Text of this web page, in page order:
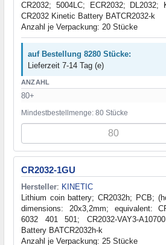
CR2032; 5004LC; ECR2032; DL2032;
CR2032 Kinetic Battery BATCR2032-k
Anzahl je Verpackung: 20 Stücke
auf Bestellung 8280 Stücke:
Lieferzeit 7-14 Tag (e)
ANZAHL
80+
Mindestbestellmenge: 80 Stücke
CR2032-1GU
Hersteller: KINETIC
Lithium coin battery; CR2032h; PCB;
dimensions: 20x3,2mm; equivalent:
6032 401 501; CR2032-VAY3-
Battery BATCR2032h-k
Anzahl je Verpackung: 25 Stücke